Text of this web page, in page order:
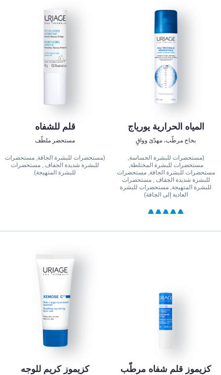
المياه الحرارية يورياج
بخاخ مرطّب، مهدّئ وواقٍ
(مستحضرات للبشرة الحساسة,
مستحضرات للبشرة المختلطة,
مستحضرات للبشرة الجافة, مستحضرات
للبشرة شديدة الجفاف , مستحضرات
للبشرة المتهيجة, مستحضرات للبشرة
العادية إلى الجافة)
قلم للشفاه
مستحضر ملطّف
(مستحضرات للبشرة الجافة, مستحضرات
للبشرة شديدة الجفاف , مستحضرات
للبشرة المتهيجة)
كزيموز قلم شفاه مرطّب كزيموز كريم للوجه